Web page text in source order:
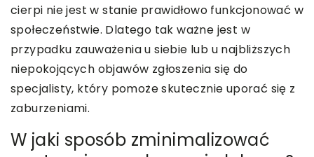
cierpi nie jest w stanie prawidłowo funkcjonować w
społeczeństwie. Dlatego tak ważne jest w
przypadku zauważenia u siebie lub u najbliższych
niepokojących objawów zgłoszenia się do
specjalisty, który pomoże skutecznie uporać się z
zaburzeniami.
W jaki sposób zminimalizować